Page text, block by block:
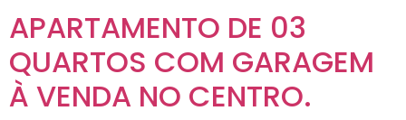
APARTAMENTO DE 03
QUARTOS COM GARAGEM
À VENDA NO CENTRO.